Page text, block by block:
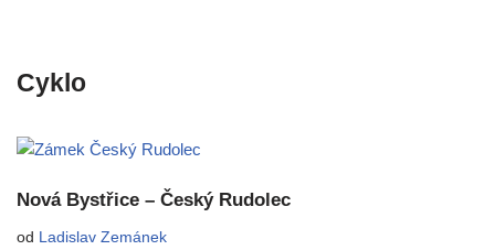
Cyklo
Nová Bystřice – Český Rudolec
od Ladislav Zemánek